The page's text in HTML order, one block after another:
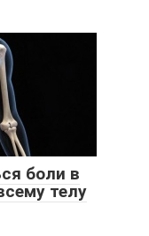
боли в
телу